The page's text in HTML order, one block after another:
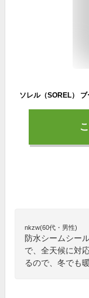
nkzw(60代・男性)
防水シームシー
で、全天候に対
るので、冬でも